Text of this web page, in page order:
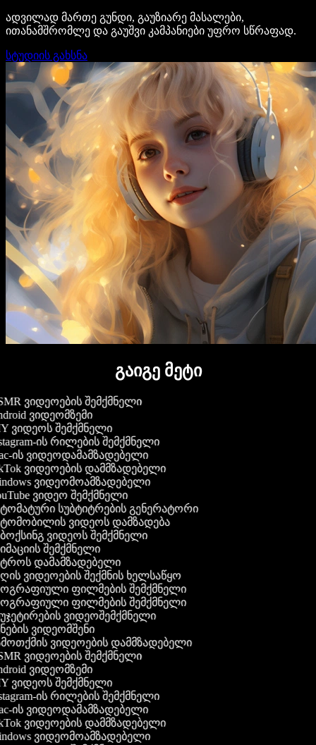
ადვილად მართე გუნდი, გაუზიარე მასალები,
ითანამშრომლე და გაუშვი კამპანიები უფრო სწრაფად.
სტუდიის გახსნა
გაიგე მეტი
ვიდეოების შემქმნელი
ვიდეომზემი
ვიდეოს შემქმნელი
ის რილების შემქმნელი
ის ვიდეოდამამზადებელი
ვიდეოების დამმზადებელი
ვიდეომოამზადებელი
ვიდეო შემქმნელი
სუბტიტრების გენერატორი
ვიდეოს დამზადება
ვიდეოს შემქმნელი
შემქმნელი
დამამზადებელი
ვიდეოების შექმნის ხელსაწყო
ფილმების შემქმნელი
ფილმების შემქმნელი
ვიდეოშემქმნელი
ვიდეომშენი
ვიდეოების დამმზადებელი
ვიდეოების შემქმნელი
ვიდეომზემი
ვიდეოს შემქმნელი
ის რილების შემქმნელი
ის ვიდეოდამამზადებელი
ვიდეოების დამმზადებელი
ვიდეომოამზადებელი